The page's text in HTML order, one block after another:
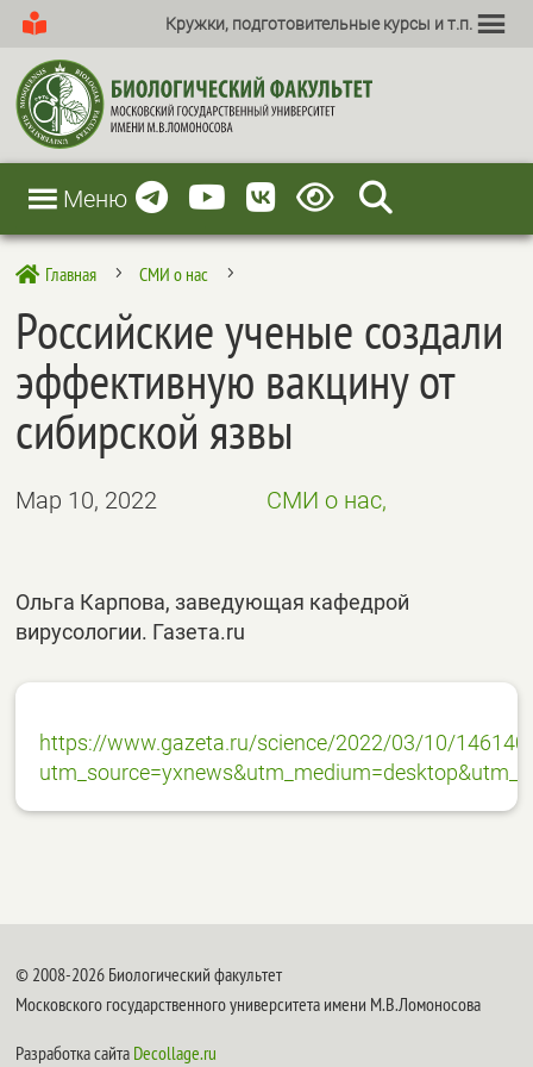
Кружки, подготовительные курсы и т.п.
Меню
 Главная 5 СМИ о нас 5
Российские ученые создали
эффективную вакцину от
сибирской язвы
Мар 10, 2022 СМИ о нас,
Ольга Карпова, заведующая кафедрой
вирусологии. Газета.ru
https://www.gazeta.ru/science/2022/03/10/
© 2008-2026 Биологический факультет
Московского государственного университета имени М.В.Ломоносова
Разработка сайта Decollage.ru